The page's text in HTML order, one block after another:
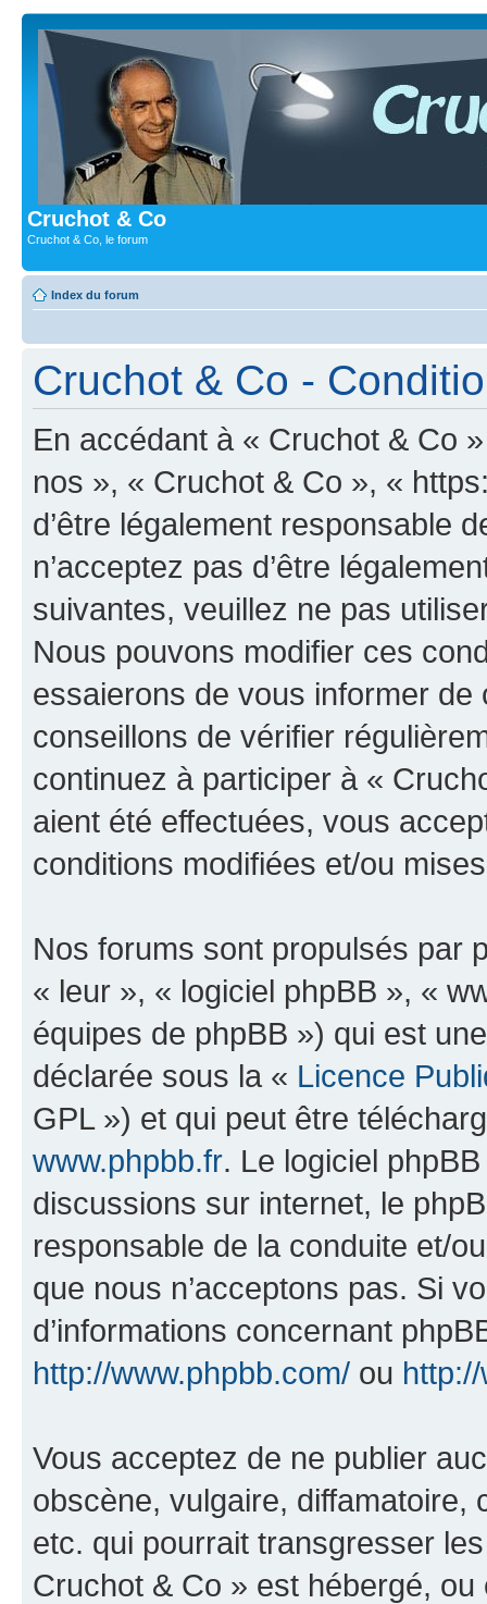
Cruchot & Co
Cruchot & Co, le forum
Index du forum
Cruchot & Co -
En accédant à « Cruchot & Co
nos », « Cruchot & Co », «
d’être légalement responsable
n’acceptez pas d’être
suivantes, veuillez ne pas
Nous pouvons modifier ces
essaierons de vous informer
conseillons de vérifier
continuez à participer à «
aient été effectuées, vous
conditions modifiées et/ou
Nos forums sont propulsés par
« leur », « logiciel phpBB », «
équipes de phpBB ») qui est
déclarée sous la « Licence
GPL ») et qui peut être
www.phpbb.fr. Le logiciel
discussions sur internet, le
responsable de la conduite et/
que nous n’acceptons pas. Si
d’informations concernant
http://www.phpbb.com/ ou
Vous acceptez de ne publier
obscène, vulgaire, diffamatoire,
etc. qui pourrait transgresser
Cruchot & Co » est hébergé,